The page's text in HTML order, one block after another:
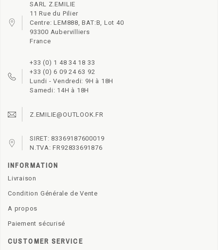
SARL Z.EMILIE
11 Rue du Pilier
Centre: LEM888, BAT:B, Lot 40
93300 Aubervilliers
France
+33 (0) 1 48 34 18 33
+33 (0) 6 09 24 63 92
Lundi - Vendredi: 9H à 18H
Samedi: 14H à 18H
Z.EMILIE@OUTLOOK.FR
SIRET: 83369187600019
N.TVA: FR92833691876
INFORMATION
Livraison
Condition Générale de Vente
A propos
Paiement sécurisé
CUSTOMER SERVICE